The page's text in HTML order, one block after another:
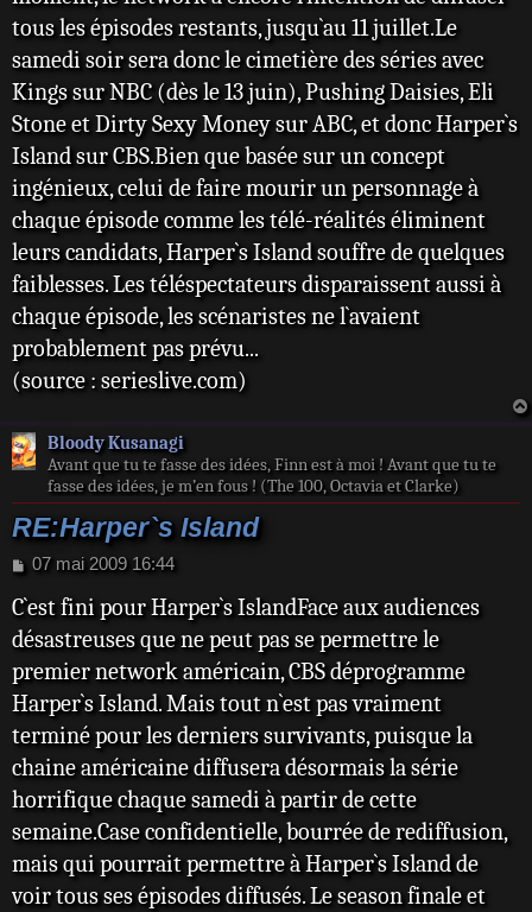
tous les épisodes restants, jusqu`au 11 juillet.Le
samedi soir sera donc le cimetière des séries avec
Kings sur NBC (dès le 13 juin), Pushing Daisies, Eli
Stone et Dirty Sexy Money sur ABC, et donc Harper`s
Island sur CBS.Bien que basée sur un concept
ingénieux, celui de faire mourir un personnage à
chaque épisode comme les télé-réalités éliminent
leurs candidats, Harper`s Island souffre de quelques
faiblesses. Les téléspectateurs disparaissent aussi à
chaque épisode, les scénaristes ne l`avaient
probablement pas prévu...
(source : serieslive.com)
Bloody Kusanagi
Avant que tu te fasse des idées, Finn est à moi ! Avant que tu te
fasse des idées, je m’en fous ! (The 100, Octavia et Clarke)
RE:Harper`s Island
M
s
s
a
g
e
07 mai 2009 16:44
C`est fini pour Harper`s IslandFace aux audiences
désastreuses que ne peut pas se permettre le
premier network américain, CBS déprogramme
Harper`s Island. Mais tout n`est pas vraiment
terminé pour les derniers survivants, puisque la
chaine américaine diffusera désormais la série
horrifique chaque samedi à partir de cette
semaine.Case confidentielle, bourrée de rediffusion,
mais qui pourrait permettre à Harper`s Island de
voir tous ses épisodes diffusés. Le season finale et